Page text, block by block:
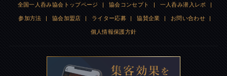
全国一人呑み協会トップページ | 協会コンセプト | 一人呑み潜入レポ |
参加方法 | 協会加盟店 | ライター応募 | 協賛企業 | お問い合わせ |
個人情報保護方針